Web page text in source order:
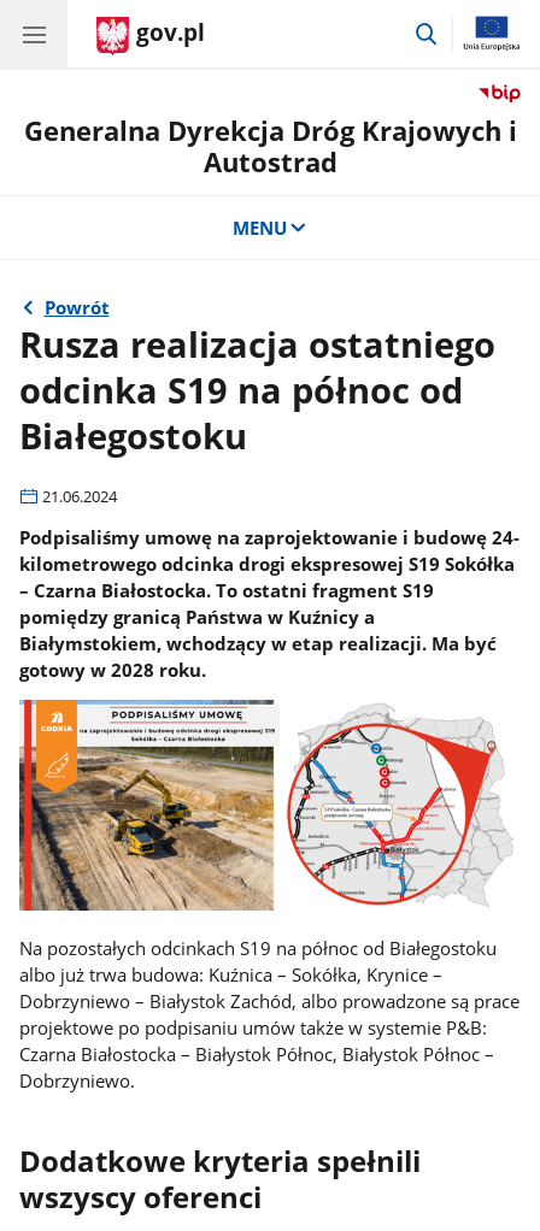
gov.pl
przejdź
Generalna Dyrekcja Dróg Krajowych i
Autostrad
MENU
Powrót
Rusza realizacja ostatniego
odcinka S19 na północ od
Białegostoku
21.06.2024
Podpisaliśmy umowę na zaprojektowanie i budowę 24-
kilometrowego odcinka drogi ekspresowej S19 Sokółka
– Czarna Białostocka. To ostatni fragment S19
pomiędzy granicą Państwa w Kuźnicy a
Białymstokiem, wchodzący w etap realizacji. Ma być
gotowy w 2028 roku.
Na pozostałych odcinkach S19 na północ od Białegostoku
albo już trwa budowa: Kuźnica – Sokółka, Krynice –
Dobrzyniewo – Białystok Zachód, albo prowadzone są prace
projektowe po podpisaniu umów także w systemie P&B:
Czarna Białostocka – Białystok Północ, Białystok Północ –
Dobrzyniewo.
Dodatkowe kryteria spełnili
wszyscy oferenci